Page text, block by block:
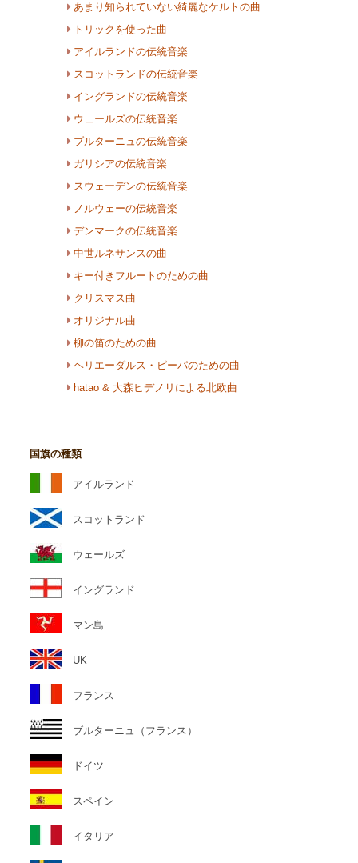
あまり知られていない綺麗なケルトの曲
トリックを使った曲
アイルランドの伝統音楽
スコットランドの伝統音楽
イングランドの伝統音楽
ウェールズの伝統音楽
ブルターニュの伝統音楽
ガリシアの伝統音楽
スウェーデンの伝統音楽
ノルウェーの伝統音楽
デンマークの伝統音楽
中世ルネサンスの曲
キー付きフルートのための曲
クリスマス曲
オリジナル曲
柳の笛のための曲
ヘリエーダルス・ピーパのための曲
hatao & 大森ヒデノリによる北欧曲
国旗の種類
アイルランド
スコットランド
ウェールズ
イングランド
マン島
UK
フランス
ブルターニュ（フランス）
ドイツ
スペイン
イタリア